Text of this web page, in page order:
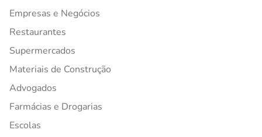
Empresas e Negócios
Restaurantes
Supermercados
Materiais de Construção
Advogados
Farmácias e Drogarias
Escolas